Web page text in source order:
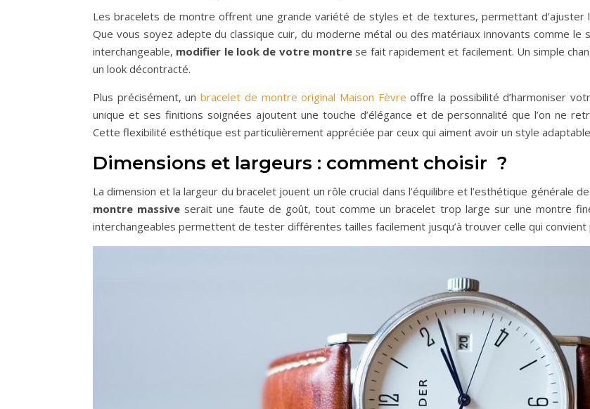
Les bracelets de montre offrent une grande variété de styles et de textures, permettant d’ajuster
Que vous soyez adepte du classique cuir, du moderne métal ou des matériaux innovants comme le
interchangeable, modifier le look de votre montrese fait rapidement et facilement. Un simple
un look décontracté.
Plus précisément, unbracelet de montre original Maison Fèvre offre la possibilité d’harmoniser
unique et ses finitions soignées ajoutent une touche d’élégance et de personnalité que l’on ne
Cette flexibilité esthétique est particulièrement appréciée par ceux qui aiment avoir un style
Dimensions et largeurs : comment choisir ?
La dimension et la largeur du bracelet jouent un rôle crucial dans l’équilibre et l’esthétique générale
montre massive serait une faute de goût, tout comme un bracelet trop large sur une montre
interchangeables permettent de tester différentes tailles facilement jusqu’à trouver celle qui